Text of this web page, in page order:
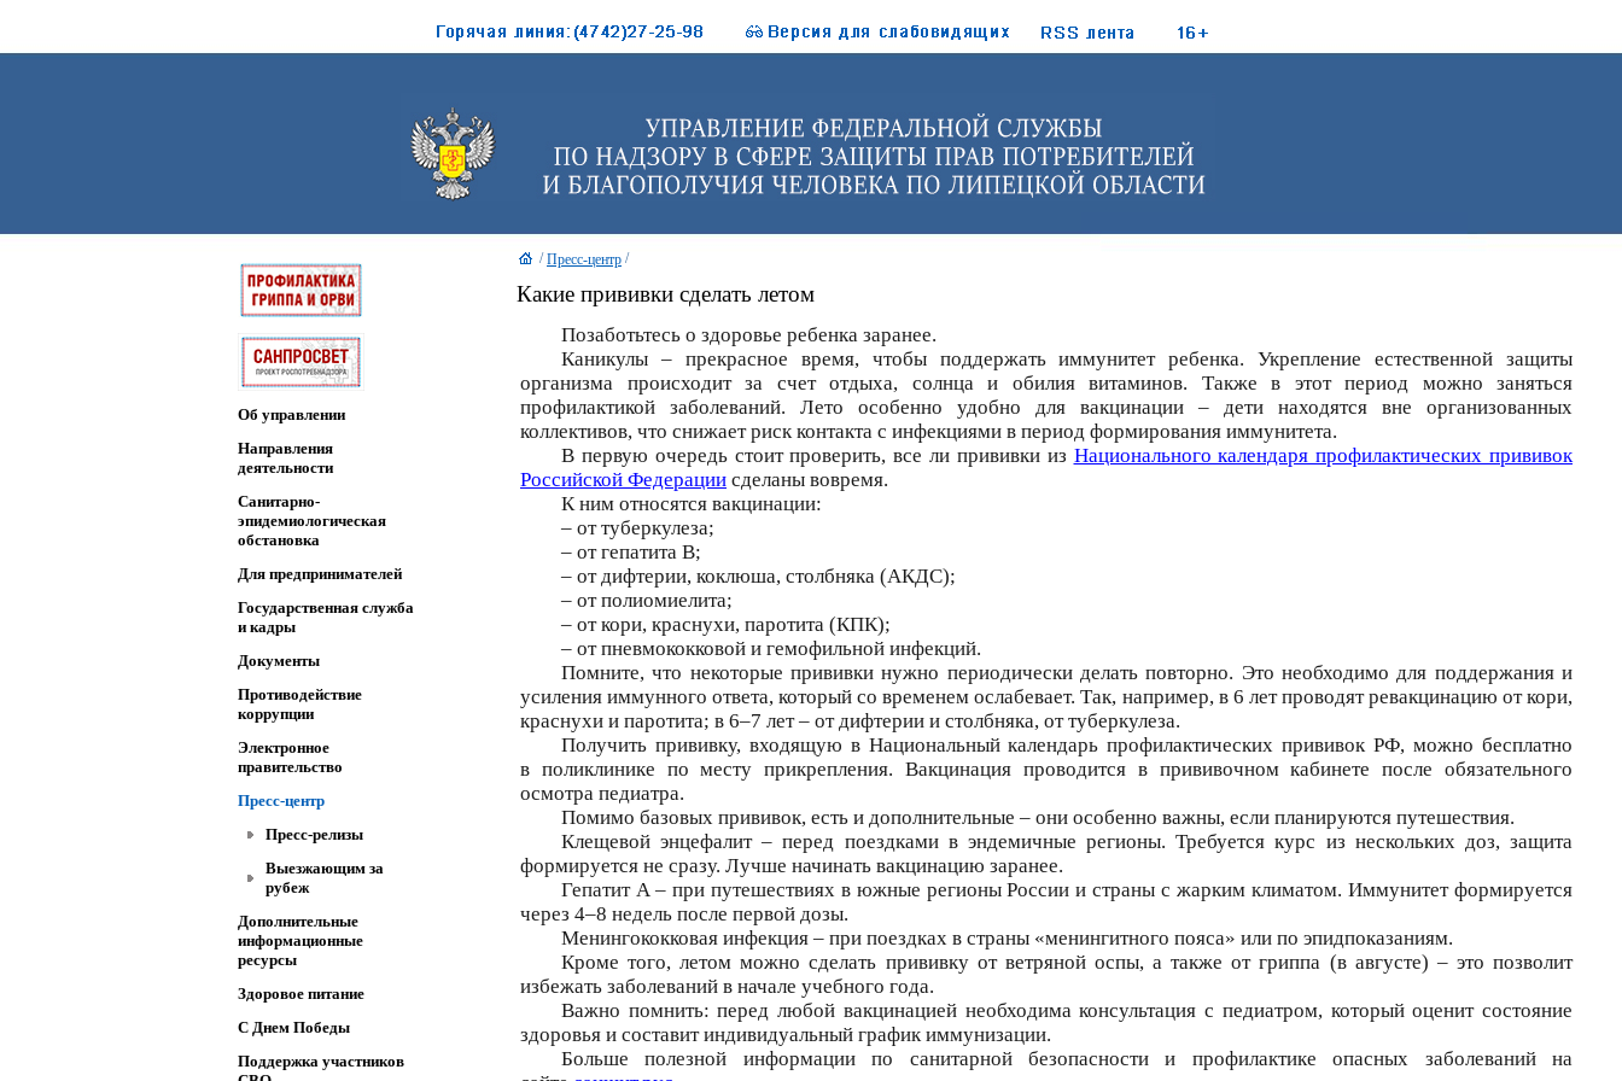
Об управлении
Направления
деятельности
Санитарно-
эпидемиологическая
обстановка
Для предпринимателей
Государственная служба
и кадры
Документы
Противодействие
коррупции
Электронное
правительство
Пресс-центр
Пресс-релизы
Выезжающим за
рубеж
Дополнительные
информационные
ресурсы
Здоровое питание
C Днем Победы
Поддержка участников
/Пресс-центр /
Какие прививки сделать летом
Позаботьтесь о здоровье ребенка заранее.
Каникулы – прекрасное время, чтобы поддержать иммунитет ребенка. Укрепление естественной защиты
организма происходит за счет отдыха, солнца и обилия витаминов. Также в этот период можно заняться
профилактикой заболеваний. Лето особенно удобно для вакцинации – дети находятся вне организованных
коллективов, что снижает риск контакта с инфекциями в период формирования иммунитета.
В первую очередь стоит проверить, все ли прививки из Национального календаря профилактических прививок
Российской Федерации сделаны вовремя.
К ним относятся вакцинации:
– от туберкулеза;
– от гепатита B;
– от дифтерии, коклюша, столбняка (АКДС);
– от полиомиелита;
– от кори, краснухи, паротита (КПК);
– от пневмококковой и гемофильной инфекций.
Помните, что некоторые прививки нужно периодически делать повторно. Это необходимо для поддержания и
усиления иммунного ответа, который со временем ослабевает. Так, например, в 6 лет проводят ревакцинацию от кори,
краснухи и паротита; в 6–7 лет – от дифтерии и столбняка, от туберкулеза.
Получить прививку, входящую в Национальный календарь профилактических прививок РФ, можно бесплатно
в поликлинике по месту прикрепления. Вакцинация проводится в прививочном кабинете после обязательного
осмотра педиатра.
Помимо базовых прививок, есть и дополнительные – они особенно важны, если планируются путешествия.
Клещевой энцефалит – перед поездками в эндемичные регионы. Требуется курс из нескольких доз, защита
формируется не сразу. Лучше начинать вакцинацию заранее.
Гепатит A – при путешествиях в южные регионы России и страны с жарким климатом. Иммунитет формируется
через 4–8 недель после первой дозы.
Менингококковая инфекция – при поездках в страны «менингитного пояса» или по эпидпоказаниям.
Кроме того, летом можно сделать прививку от ветряной оспы, а также от гриппа (в августе) – это позволит
избежать заболеваний в начале учебного года.
Важно помнить: перед любой вакцинацией необходима консультация с педиатром, который оценит состояние
здоровья и составит индивидуальный график иммунизации.
Больше полезной информации по санитарной безопасности и профилактике опасных заболеваний на